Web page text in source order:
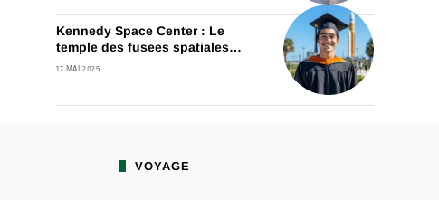
Kennedy Space Center : Le
temple des fusees spatiales
devoile ses coulisses
17 MAI 2025
VOYAGE